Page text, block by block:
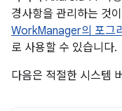
경사항을 관리하는 것
WorkManager의 포그
로 사용할 수 있습니다.
다음은 적절한 시스템